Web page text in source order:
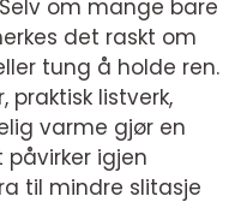
om mange bare
det raskt om
tung å holde ren.
praktisk listverk,
varme gjør en
påvirker igjen
til mindre slitasje